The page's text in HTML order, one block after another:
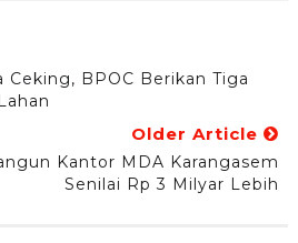
Ceking, BPOC Berikan Tiga
Older Article
Kantor MDA Karangasem
Senilai Rp 3 Milyar Lebih